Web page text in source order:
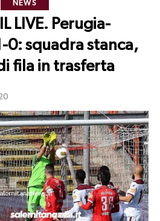
NEWS
LIVE. Perugia-
0: squadra stanca,
fila in trasferta